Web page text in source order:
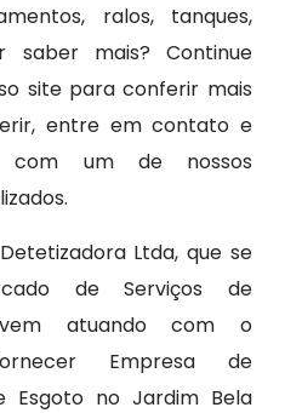
ralos, tanques,
saber mais? Continue
site para conferir mais
entre em contato e
com um de nossos
Ltda, que se
de Serviços de
vem atuando com o
Empresa de
Esgoto no Jardim Bela